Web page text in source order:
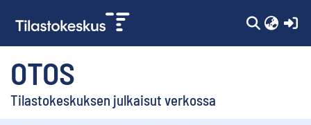
OTOS
Tilastokeskuksen julkaisut verkossa